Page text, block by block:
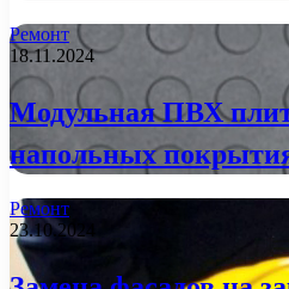
Ремонт
18.11.2024
Модульная ПВХ
напольных
Ремонт
23.10.2024